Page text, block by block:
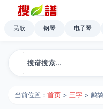
民歌 钢琴 电子琴
当前位置：首页 > 三字 > 鹧